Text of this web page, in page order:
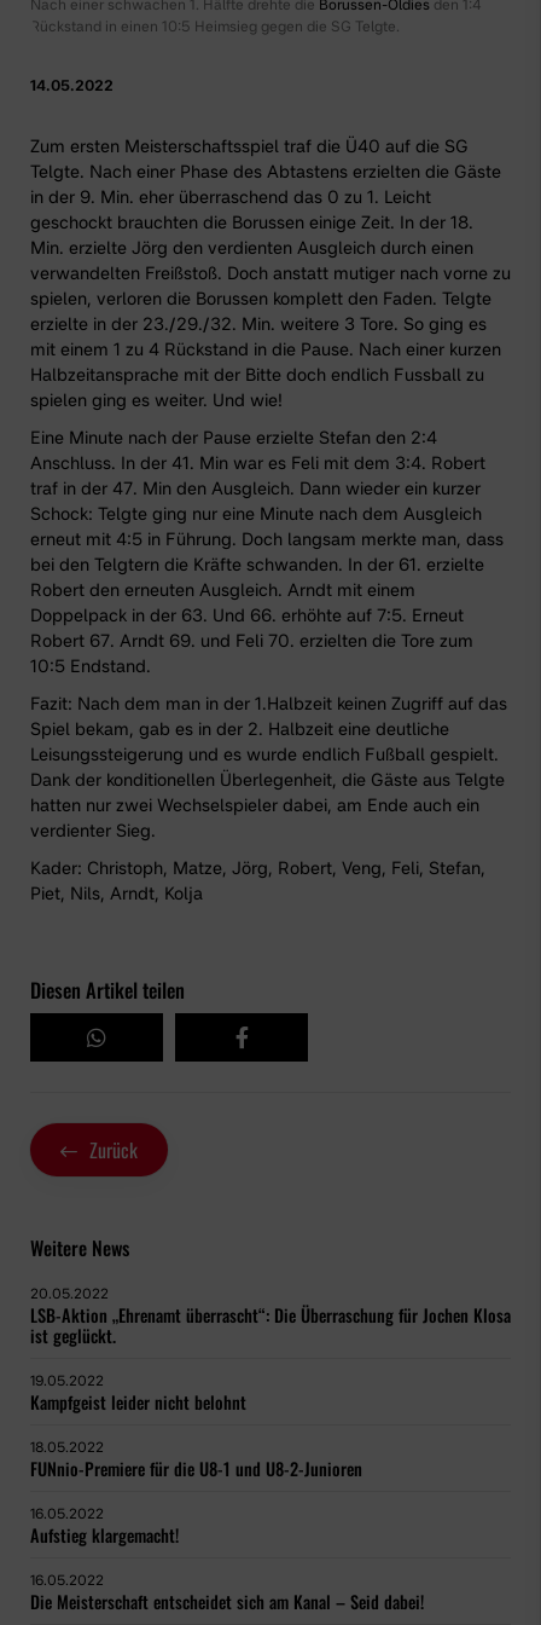
Nach einer schwachen 1. Hälfte drehte die Borussen-Oldies den 1:4
Rückstand in einen 10:5 Heimsieg gegen die SG Telgte.
14.05.2022
Zum ersten Meisterschaftsspiel traf die Ü40 auf die SG
Telgte. Nach einer Phase des Abtastens erzielten die Gäste
in der 9. Min. eher überraschend das 0 zu 1. Leicht
geschockt brauchten die Borussen einige Zeit. In der 18.
Min. erzielte Jörg den verdienten Ausgleich durch einen
verwandelten Freißstoß. Doch anstatt mutiger nach vorne zu
spielen, verloren die Borussen komplett den Faden. Telgte
erzielte in der 23./29./32. Min. weitere 3 Tore. So ging es
mit einem 1 zu 4 Rückstand in die Pause. Nach einer kurzen
Halbzeitansprache mit der Bitte doch endlich Fussball zu
spielen ging es weiter. Und wie!
Eine Minute nach der Pause erzielte Stefan den 2:4
Anschluss. In der 41. Min war es Feli mit dem 3:4. Robert
traf in der 47. Min den Ausgleich. Dann wieder ein kurzer
Schock: Telgte ging nur eine Minute nach dem Ausgleich
erneut mit 4:5 in Führung. Doch langsam merkte man, dass
bei den Telgtern die Kräfte schwanden. In der 61. erzielte
Robert den erneuten Ausgleich. Arndt mit einem
Doppelpack in der 63. Und 66. erhöhte auf 7:5. Erneut
Robert 67. Arndt 69. und Feli 70. erzielten die Tore zum
10:5 Endstand.
Fazit: Nach dem man in der 1.Halbzeit keinen Zugriff auf das
Spiel bekam, gab es in der 2. Halbzeit eine deutliche
Leisungssteigerung und es wurde endlich Fußball gespielt.
Dank der konditionellen Überlegenheit, die Gäste aus Telgte
hatten nur zwei Wechselspieler dabei, am Ende auch ein
verdienter Sieg.
Kader: Christoph, Matze, Jörg, Robert, Veng, Feli, Stefan,
Piet, Nils, Arndt, Kolja
Diesen Artikel teilen
Zurück
Weitere News
20.05.2022
LSB-Aktion „Ehrenamt überrascht“: Die Überraschung für Jochen Klosa
ist geglückt.
19.05.2022
Kampfgeist leider nicht belohnt
18.05.2022
FUNnio-Premiere für die U8-1 und U8-2-Junioren
16.05.2022
Aufstieg klargemacht!
16.05.2022
Die Meisterschaft entscheidet sich am Kanal – Seid dabei!